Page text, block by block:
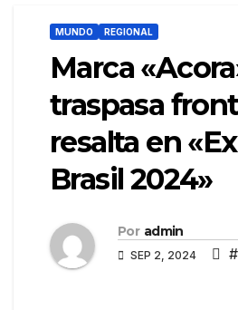
MUNDO REGIONAL
Marca
traspasa
resalta en
Brasil 2024»
Por admin
SEP 2, 2024